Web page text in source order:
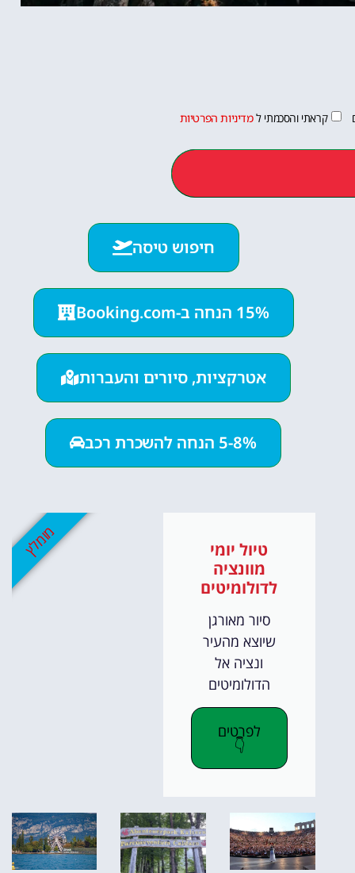
קראתי והסכמתי למדיניות הפרטיות
חיפוש טיסה
15% הנחה ב-Booking.com
אטרקציות, סיורים והעברות
5-8% הנחה להשכרת רכב
טיול יומי
מוונציה
לדולומיטים
סיור מאורגן
שיוצא מהעיר
ונציה אל
הדולומיטים
לפרטים
👇
מומלץ